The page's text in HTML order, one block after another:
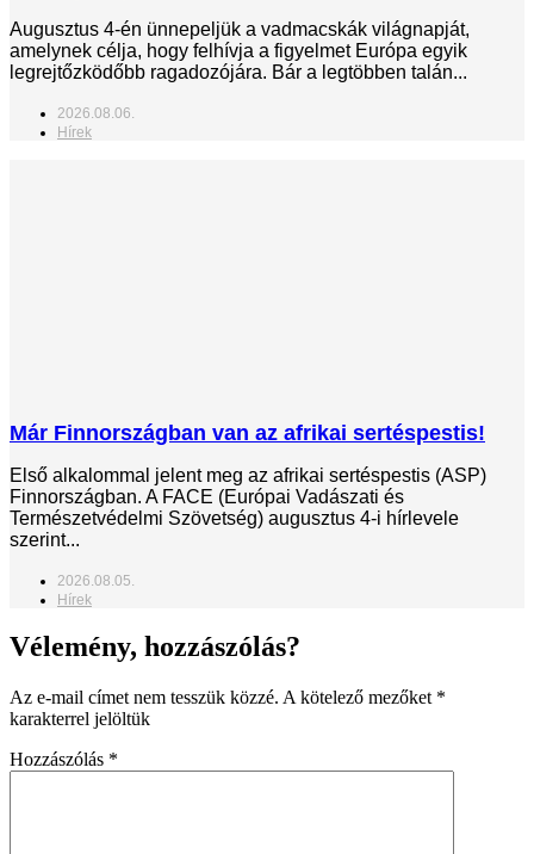
Augusztus 4-én ünnepeljük a vadmacskák világnapját,
amelynek célja, hogy felhívja a figyelmet Európa egyik
legrejtőzködőbb ragadozójára. Bár a legtöbben talán...
2026.08.06.
Hírek
Már Finnországban van az afrikai sertéspestis!
Első alkalommal jelent meg az afrikai sertéspestis (ASP)
Finnországban. A FACE (Európai Vadászati és
Természetvédelmi Szövetség) augusztus 4-i hírlevele
szerint...
2026.08.05.
Hírek
Vélemény, hozzászólás?
Az e-mail címet nem tesszük közzé. A kötelező mezőket *
karakterrel jelöltük
Hozzászólás *